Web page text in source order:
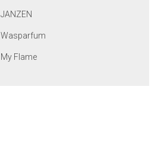
JANZEN
Wasparfum
My Flame